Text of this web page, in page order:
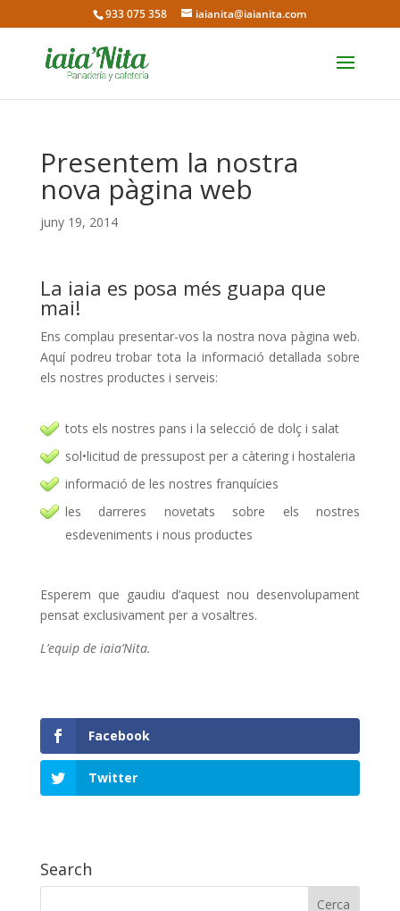
933 075 358 iaianita@iaianita.com
Presentem la nostra
nova pàgina web
juny 19, 2014
La iaia es posa més guapa que
mai!
Ens complau presentar-vos la nostra nova pàgina web.
Aquí podreu trobar tota la informació detallada sobre
els nostres productes i serveis:
tots els nostres pans i la selecció de dolç i salat
sol•licitud de pressupost per a càtering i hostaleria
informació de les nostres franquícies
les darreres novetats sobre els nostres
esdeveniments i nous productes
Esperem que gaudiu d’aquest nou desenvolupament
pensat exclusivament per a vosaltres.
L’equip de iaia’Nita.
Facebook
Twitter
Search